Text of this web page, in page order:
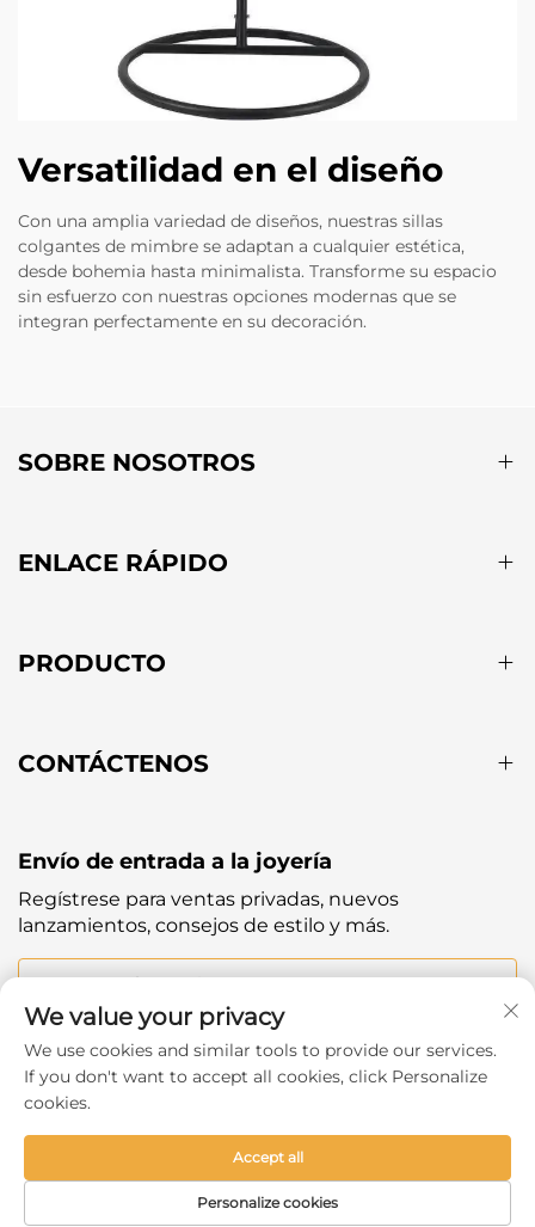
Versatilidad en el diseño
Con una amplia variedad de diseños, nuestras sillas
colgantes de mimbre se adaptan a cualquier estética,
desde bohemia hasta minimalista. Transforme su espacio
sin esfuerzo con nuestras opciones modernas que se
integran perfectamente en su decoración.
SOBRE NOSOTROS
ENLACE RÁPIDO
PRODUCTO
CONTÁCTENOS
Envío de entrada a la joyería
Regístrese para ventas privadas, nuevos
lanzamientos, consejos de estilo y más.
Tu correo electrónico
Subscribe
Copyright © 2025 by Hangzhou Ever Shine Outdoor
Products Co.,Ltd. -Política de privacidad
We value your privacy
We use cookies and similar tools to provide our services.
If you don't want to accept all cookies, click Personalize
cookies.
Personalize cookies
Accept all